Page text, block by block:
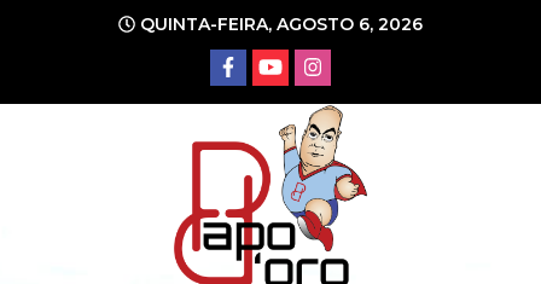
conteúdo
QUINTA-FEIRA, AGOSTO 6, 2026